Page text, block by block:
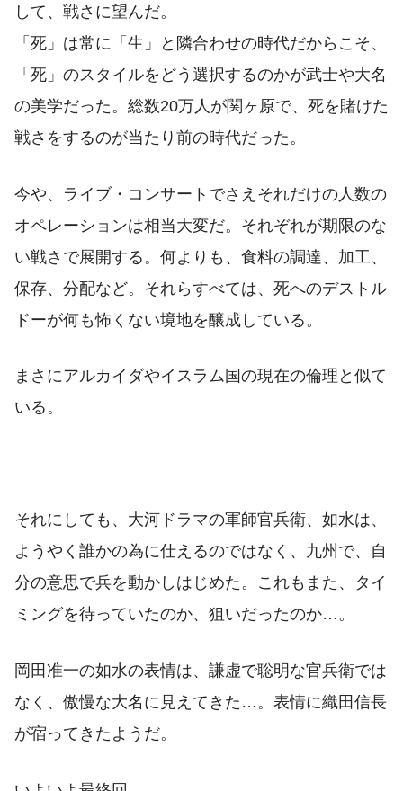
して、戦さに望んだ。
「死」は常に「生」と隣合わせの時代だからこそ、
「死」のスタイルをどう選択するのかが武士や大名
の美学だった。総数20万人が関ヶ原で、死を賭けた
戦さをするのが当たり前の時代だった。
今や、ライブ・コンサートでさえそれだけの人数の
オペレーションは相当大変だ。それぞれが期限のな
い戦さで展開する。何よりも、食料の調達、加工、
保存、分配など。それらすべては、死へのデストル
ドーが何も怖くない境地を醸成している。
まさにアルカイダやイスラム国の現在の倫理と似て
いる。
それにしても、大河ドラマの軍師官兵衛、如水は、
ようやく誰かの為に仕えるのではなく、九州で、自
分の意思で兵を動かしはじめた。これもまた、タイ
ミングを待っていたのか、狙いだったのか…。
岡田准一の如水の表情は、謙虚で聡明な官兵衛では
なく、傲慢な大名に見えてきた…。表情に織田信長
が宿ってきたようだ。